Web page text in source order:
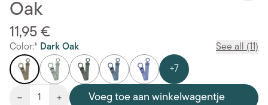
Oak
11,95 €
Color:* Dark Oak See all (11)
+7
Voeg toe aan winkelwagentje